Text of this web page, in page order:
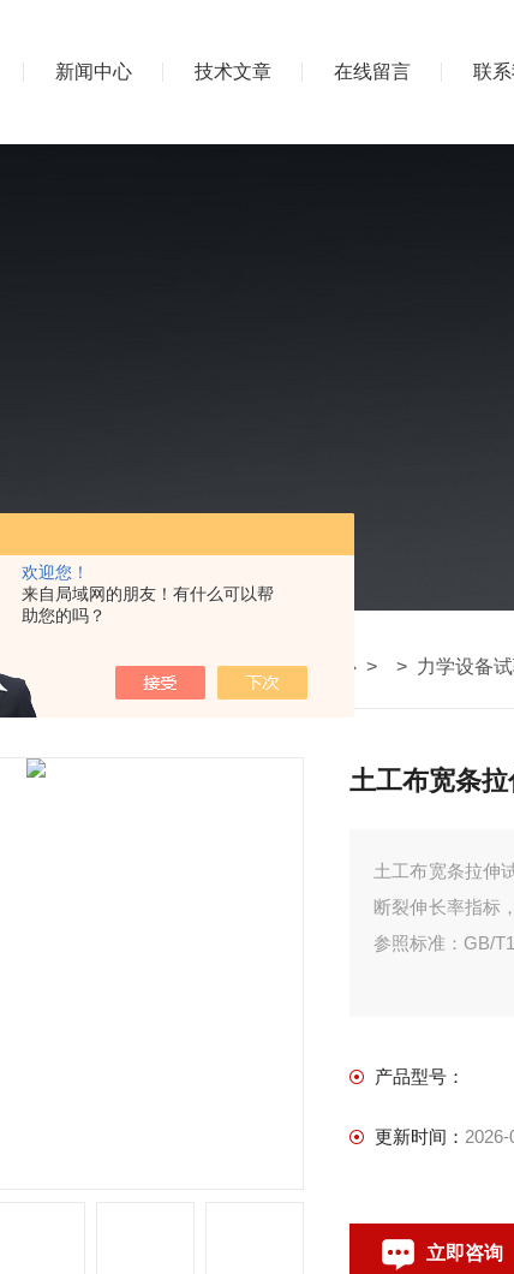
欢迎您！
来自局域网的朋友！有什么可以帮
助您的吗？
新闻中心 技术文章 在线留言 联
我的位置： 首页>产品中心 > > 力学设备
土工布宽条
土工布宽条拉伸
断裂伸长率指标
参照标准：GB/
产品型号：
更新时间： 2026-
立即咨询